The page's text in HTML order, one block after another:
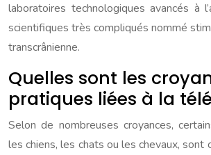
laboratoires technologiques avancés à
scientifiques très compliqués nommé
transcrânienne.
Quelles sont les
pratiques liées à la
Selon de nombreuses croyances,
les chiens, les chats ou les chevaux, sont